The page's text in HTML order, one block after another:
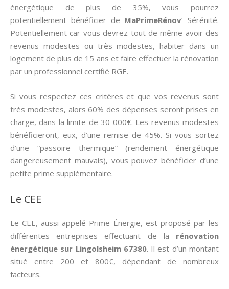
énergétique de plus de 35%, vous pourrez
potentiellement bénéficier de MaPrimeRénov’ Sérénité.
Potentiellement car vous devrez tout de même avoir des
revenus modestes ou très modestes, habiter dans un
logement de plus de 15 ans et faire effectuer la rénovation
par un professionnel certifié RGE.
Si vous respectez ces critères et que vos revenus sont
très modestes, alors 60% des dépenses seront prises en
charge, dans la limite de 30 000€. Les revenus modestes
bénéficieront, eux, d’une remise de 45%. Si vous sortez
d’une “passoire thermique” (rendement énergétique
dangereusement mauvais), vous pouvez bénéficier d’une
petite prime supplémentaire.
Le CEE
Le CEE, aussi appelé Prime Énergie, est proposé par les
différentes entreprises effectuant de la rénovation
énergétique sur Lingolsheim 67380. Il est d’un montant
situé entre 200 et 800€, dépendant de nombreux
facteurs.